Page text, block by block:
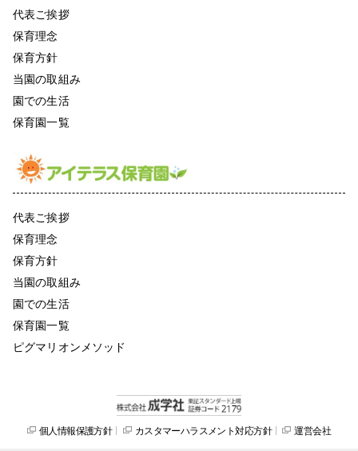
代表ご挨拶
保育理念
保育方針
当園の取組み
園での生活
保育園一覧
代表ご挨拶
保育理念
保育方針
当園の取組み
園での生活
保育園一覧
ピグマリオンメソッド
個人情報保護方針 カスタマーハラスメント対応方針 運営会社